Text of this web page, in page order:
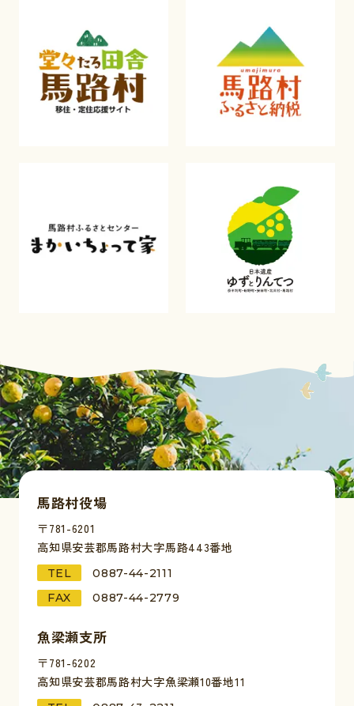
馬路村役場
〒781-6201
高知県安芸郡馬路村大字馬路443番地
TEL
0887-44-2111
FAX
0887-44-2779
魚梁瀬支所
〒781-6202
高知県安芸郡馬路村大字魚梁瀬10番地11